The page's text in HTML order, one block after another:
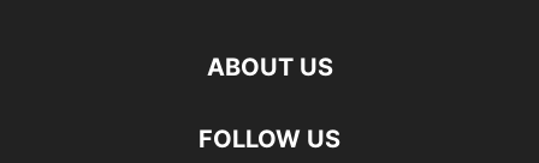
ABOUT US
FOLLOW US